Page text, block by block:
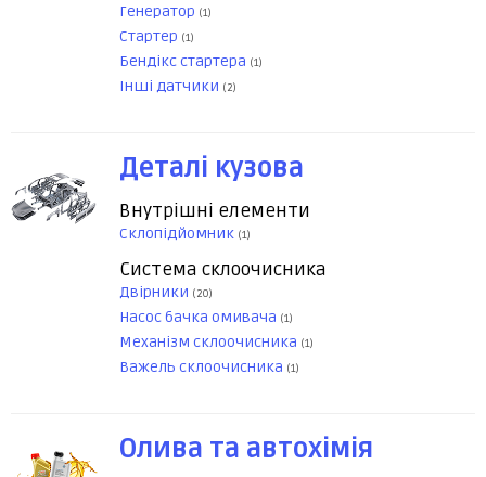
Генератор (1)
Стартер (1)
Бендікс стартера (1)
Інші датчики (2)
Деталі кузова
Внутрішні елементи
Склопідйомник (1)
Система склоочисника
Двірники (20)
Насос бачка омивача (1)
Механізм склоочисника (1)
Важель склоочисника (1)
Олива та автохімія